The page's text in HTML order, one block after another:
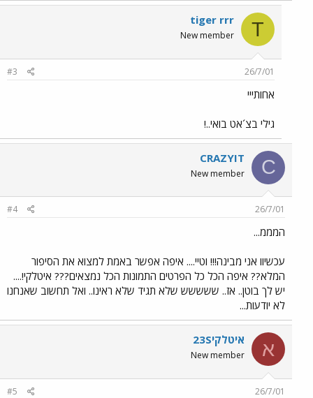
T
tiger rrr
New member
26/7/01
#3
אחותייי
גילי בצ´אט בואי..!
C
CRAZYIT
New member
26/7/01
#4
המממ...
עכשיוו אני מבינה!!! וטיי.... איפה אפשר באמת למצוא את הסיפור
המלא?? איפה הכל כל הפרטים התמונות הכל נמצאים??? איטלקי!....
יש לך בוטן.. אז.. ששששש שלא תגיד שלא ראינו.. ואל תחשוב שאנחנו
לא יודעות...
א איטלקי23S
New member
26/7/01
#5